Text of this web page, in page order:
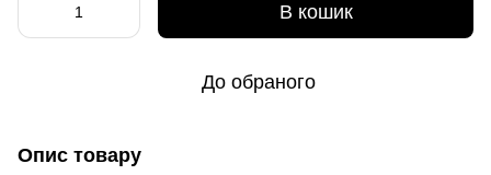
В кошик
До обраного
Опис товару